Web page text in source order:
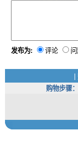
发布为: 评论
购物步骤